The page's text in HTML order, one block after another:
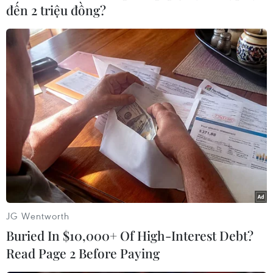
#An sinh xã hội
#Thu nhập
Việt Nam
đến 2 triệu đồng?
JG Wentworth
Buried In $10,000+ Of High-Interest Debt?
Read Page 2 Before Paying